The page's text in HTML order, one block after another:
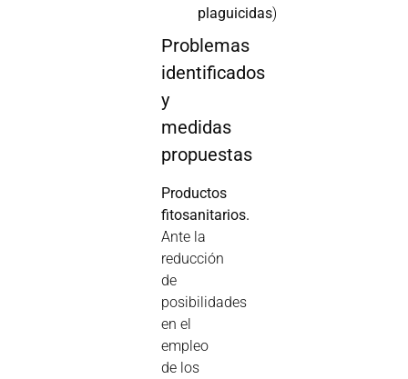
plaguicidas)
Problemas
identificados
y
medidas
propuestas
Productos
fitosanitarios.
Ante la
reducción
de
posibilidades
en el
empleo
de los